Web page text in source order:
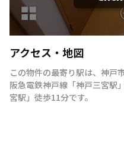
アクセス・地図
この物件の最寄り駅は、 神戸
阪急電鉄神戸線 「神戸三宮駅 」
宮駅 」 徒歩11分です。